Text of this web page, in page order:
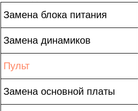
Замена блока питания
Замена динамиков
Пульт
Замена основной платы